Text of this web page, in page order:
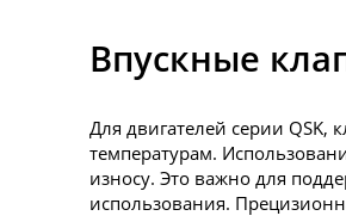
Впускные
Для двигателей серии QSK,
температурам.
износу. Это важно для
использования.